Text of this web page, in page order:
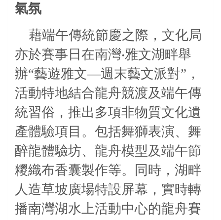
氣氛
藉端午傳統節慶之際，文化局
亦於賽事日在南灣‧雅文湖畔舉
辦“藝遊雅文—週末藝文派對”，
活動特地結合龍舟競渡及端午傳
統習俗，推出多項非物質文化遺
產體驗項目。包括舞獅表演、舞
醉龍體驗坊、龍舟模型及端午節
糭織布香囊製作等。同時，湖畔
人造草坡廣場特設屏幕，實時轉
播南灣湖水上活動中心的龍舟賽